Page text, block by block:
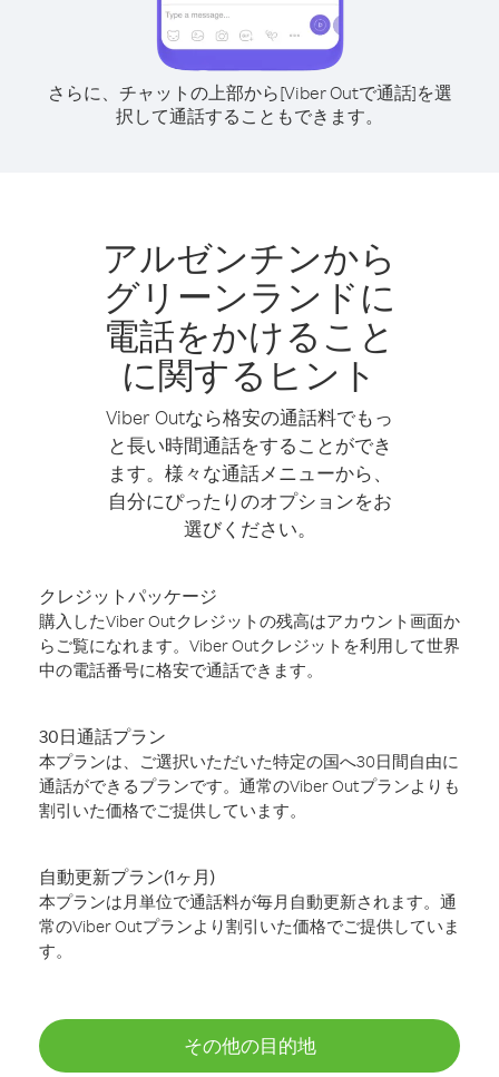
さらに、チャットの上部から[Viber Outで通話]を選
択して通話することもできます。
アルゼンチンから
グリーンランドに
電話をかけること
に関するヒント
Viber Outなら格安の通話料でもっ
と長い時間通話をすることができ
ます。様々な通話メニューから、
自分にぴったりのオプションをお
選びください。
クレジットパッケージ
購入したViber Outクレジットの残高はアカウント画面か
らご覧になれます。Viber Outクレジットを利用して世界
中の電話番号に格安で通話できます。
30日通話プラン
本プランは、ご選択いただいた特定の国へ30日間自由に
通話ができるプランです。通常のViber Outプランよりも
割引いた価格でご提供しています。
自動更新プラン(1ヶ月)
本プランは月単位で通話料が毎月自動更新されます。通
常のViber Outプランより割引いた価格でご提供していま
す。
その他の目的地